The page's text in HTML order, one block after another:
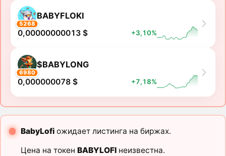
5268
BABYFLOKI
0,00000000013 $ +3,10%
6980
$BABYLONG
0,000000078 $ +7,18%
BabyLofiожидает листинга на биржах.
Цена на токен BABYLOFIнеизвестна.